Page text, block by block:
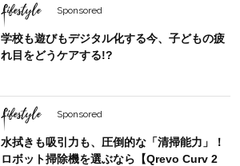
Lifestyle Sponsored
学校も遊びもデジタル化する今、子どもの疲
れ目をどうケアする!?
Lifestyle Sponsored
水拭きも吸引力も、圧倒的な「清掃能力」！
ロボット掃除機を選ぶなら【Qrevo Curv 2